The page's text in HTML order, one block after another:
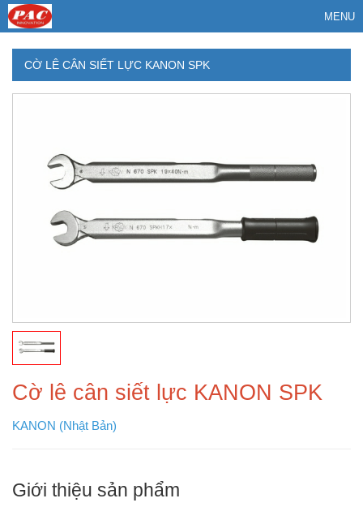
MENU
CỜ LÊ CÂN SIẾT LỰC KANON SPK
Cờ lê cân siết lực KANON SPK
KANON (Nhật Bản)
Giới thiệu sản phẩm